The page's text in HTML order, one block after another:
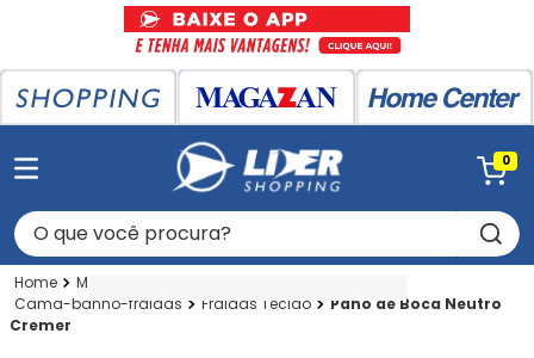
0
O que você procura?
Magazan
Cama-banho-fraldas
Fraldas Tecido
Pano de Boca Neutro
Cremer